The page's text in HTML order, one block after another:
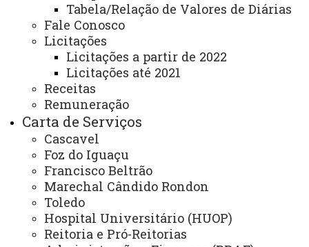
Tabela/Relação de Valores de Diárias
Fale Conosco
Licitações
Licitações a partir de 2022
Licitações até 2021
Receitas
Remuneração
Carta de Serviços
Cascavel
Foz do Iguaçu
Francisco Beltrão
Marechal Cândido Rondon
Toledo
Hospital Universitário (HUOP)
Reitoria e Pró-Reitorias
Secretaria Geral
Gabinete Reitoria
Secretaria dos Conselhos Superiores
PRÓ-REITORIAS
Administração e Finanças
Extensão
Graduação
Pesquisa/Pós Graduação
Recursos Humanos
Planejamento